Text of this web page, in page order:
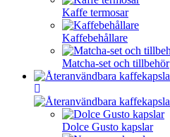
Kaffe termosar
Kaffebehållare
Matcha-set och tillbehör
Dolce Gusto kapslar